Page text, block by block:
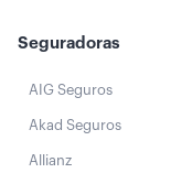
Seguradoras
AIG Seguros
Akad Seguros
Allianz